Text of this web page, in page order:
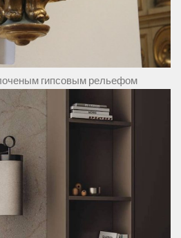
гипсовым рельефом